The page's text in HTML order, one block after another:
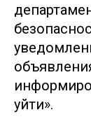
уйти».